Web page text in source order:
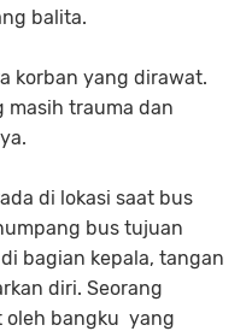
balita.
korban yang dirawat.
masih trauma dan
di lokasi saat bus
bus tujuan
bagian kepala, tangan
diri. Seorang
bangku yang